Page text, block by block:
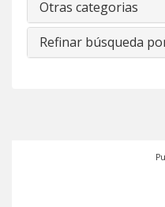
Otras categorias
Refinar búsqueda